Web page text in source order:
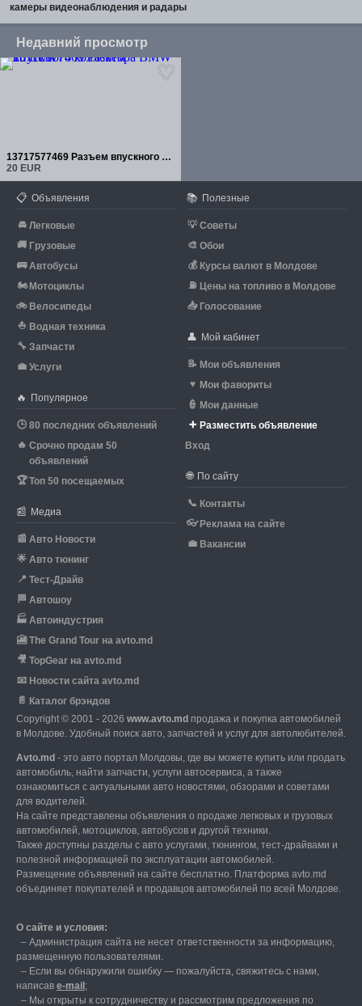
камеры видеонаблюдения и радары
Недавний просмотр
13717577469 Разъем впускного коллектора BMW
20 EUR
📋 Объявления
🚘 Легковые
🚚 Грузовые
🚌 Автобусы
🏍 Мотоциклы
🚲 Велосипеды
⛵ Водная техника
🔧 Запчасти
💼 Услуги
🔥 Популярное
🕒 80 последних объявлений
🔥 Срочно продам 50
объявлений
🏆Топ 50 посещаемых
📰 Медиа
📰 Авто Новости
🌟 Авто тюнинг
📍 Тест-Драйв
🏁 Автошоу
🏭 Автоиндустрия
🎦 The Grand Tour на avto.md
🎥 TopGear на avto.md
📧 Новости сайта avto.md
📄 Каталог брэндов
📚 Полезные
💡 Советы
🎨 Обои
💰 Курсы валют в Молдове
⛽ Цены на топливо в Молдове
📥 Голосование
👤 Мой кабинет
📝 Мои объявления
♥ Мои фавориты
👮 Мои данные
➕ Разместить объявление
Вход
🌐 По сайту
📞 Контакты
👓 Реклама на сайте
💼 Вакансии
Copyright © 2001 - 2026 www.avto.md продажа и покупка автомобилей
в Молдове. Удобный поиск авто, запчастей и услуг для автолюбителей.
Avto.md - это авто портал Молдовы, где вы можете купить или продать
автомобиль, найти запчасти, услуги автосервиса, а также
ознакомиться с актуальными авто новостями, обзорами и советами
для водителей.
На сайте представлены объявления о продаже легковых и грузовых
автомобилей, мотоциклов, автобусов и другой техники.
Также доступны разделы с авто услугами, тюнингом, тест-драйвами и
полезной информацией по эксплуатации автомобилей.
Размещение объявлений на сайте бесплатно. Платформа avto.md
объединяет покупателей и продавцов автомобилей по всей Молдове.
О сайте и условия:
– Администрация сайта не несет ответственности за информацию,
размещенную пользователями.
– Если вы обнаружили ошибку — пожалуйста, свяжитесь с нами,
написав е-mail ;
– Мы открыты к сотрудничеству и рассмотрим предложения по